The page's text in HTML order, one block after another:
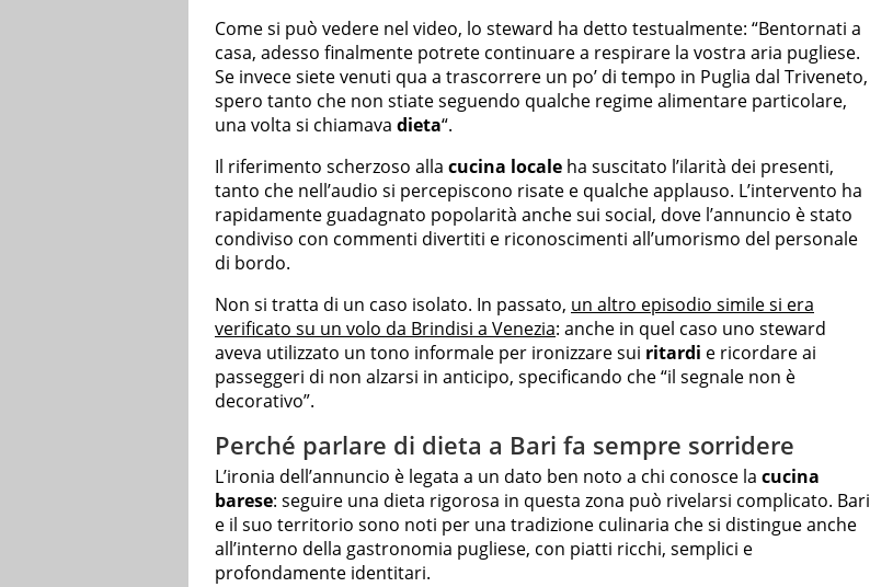
Come si può vedere nel video, lo steward ha detto testualmente: “Bentornati a
casa, adesso finalmente potrete continuare a respirare la vostra aria pugliese.
Se invece siete venuti qua a trascorrere un po’ di tempo in Puglia dal Triveneto,
spero tanto che non stiate seguendo qualche regime alimentare particolare,
una volta si chiamava dieta“.
Il riferimento scherzoso alla cucina locale ha suscitato l’ilarità dei presenti,
tanto che nell’audio si percepiscono risate e qualche applauso. L’intervento ha
rapidamente guadagnato popolarità anche sui social, dove l’annuncio è stato
condiviso con commenti divertiti e riconoscimenti all’umorismo del personale
di bordo.
Non si tratta di un caso isolato. In passato, un altro episodio simile si era
verificato su un volo da Brindisi a Venezia: anche in quel caso uno steward
aveva utilizzato un tono informale per ironizzare sui ritardi e ricordare ai
passeggeri di non alzarsi in anticipo, specificando che “il segnale non è
decorativo”.
Perché parlare di dieta a Bari fa sempre sorridere
L’ironia dell’annuncio è legata a un dato ben noto a chi conosce la cucina
barese: seguire una dieta rigorosa in questa zona può rivelarsi complicato. Bari
e il suo territorio sono noti per una tradizione culinaria che si distingue anche
all’interno della gastronomia pugliese, con piatti ricchi, semplici e
profondamente identitari.